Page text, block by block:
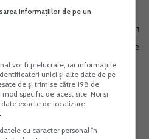
si contributiile sociale
pentru fiecare an fiscal, in
sau intr-o forma de
caz, din urmatoarele
informațiilor de pe un
vor fi prelucrate, iar informațiile
unici și alte date de pe
de și trimise către 198 de
specific de acest site. Noi și
exacte de localizare
cu caracter personal în